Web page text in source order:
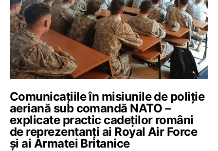
Comunicațiile în misiunile de poliție
aeriană sub comandă NATO –
explicate practic cadeților români
de reprezentanți ai Royal Air Force
și ai Armatei Britanice